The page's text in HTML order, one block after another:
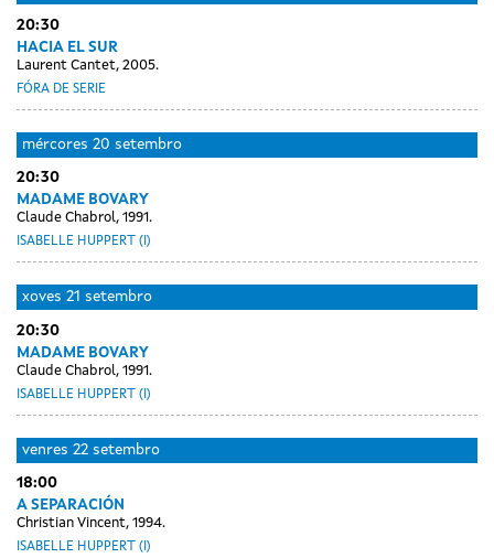
20:30
HACIA EL SUR
Laurent Cantet, 2005.
FÓRA DE SERIE
mércores 20 setembro
20:30
MADAME BOVARY
Claude Chabrol, 1991.
ISABELLE HUPPERT (I)
xoves 21 setembro
20:30
MADAME BOVARY
Claude Chabrol, 1991.
ISABELLE HUPPERT (I)
venres 22 setembro
18:00
A SEPARACIÓN
Christian Vincent, 1994.
ISABELLE HUPPERT (I)